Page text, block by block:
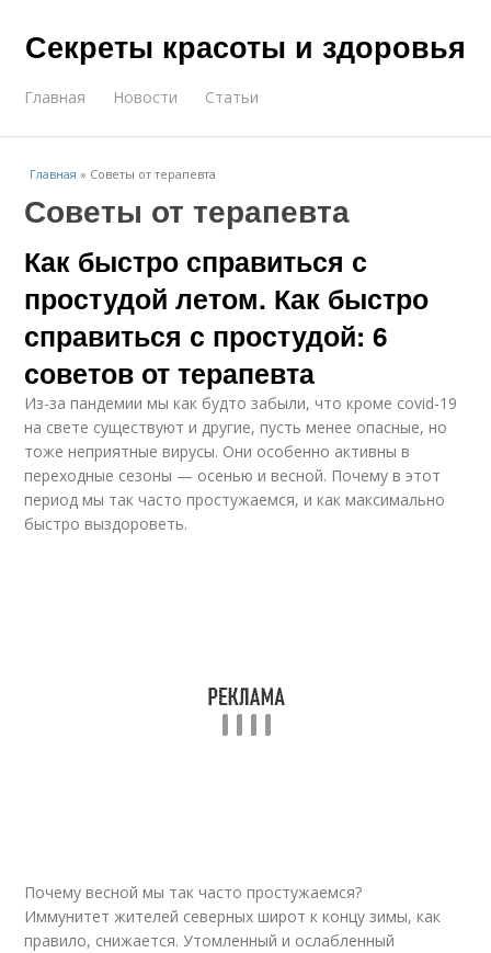
Секреты красоты и здоровья
Главная Новости Статьи
Главная » Советы от терапевта
Советы от терапевта
Как быстро справиться с
простудой летом. Как быстро
справиться с простудой: 6
советов от терапевта
Из-за пандемии мы как будто забыли, что кроме covid-19
на свете существуют и другие, пусть менее опасные, но
тоже неприятные вирусы. Они особенно активны в
переходные сезоны — осенью и весной. Почему в этот
период мы так часто простужаемся, и как максимально
быстро выздороветь.
Почему весной мы так часто простужаемся?
Иммунитет жителей северных широт к концу зимы, как
правило, снижается. Утомленный и ослабленный